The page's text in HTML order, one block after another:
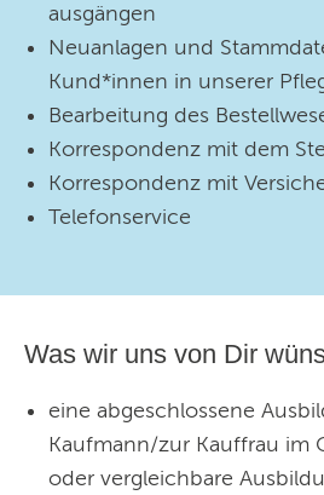
ausgängen
Neuanlagen und
Kund*innen in unserer
Bearbeitung des
Korrespondenz mit dem
Korrespondenz mit
Telefonservice
Was wir uns von Dir
eine abgeschlossene
Kaufmann/zur Kauffrau im
oder vergleichbare